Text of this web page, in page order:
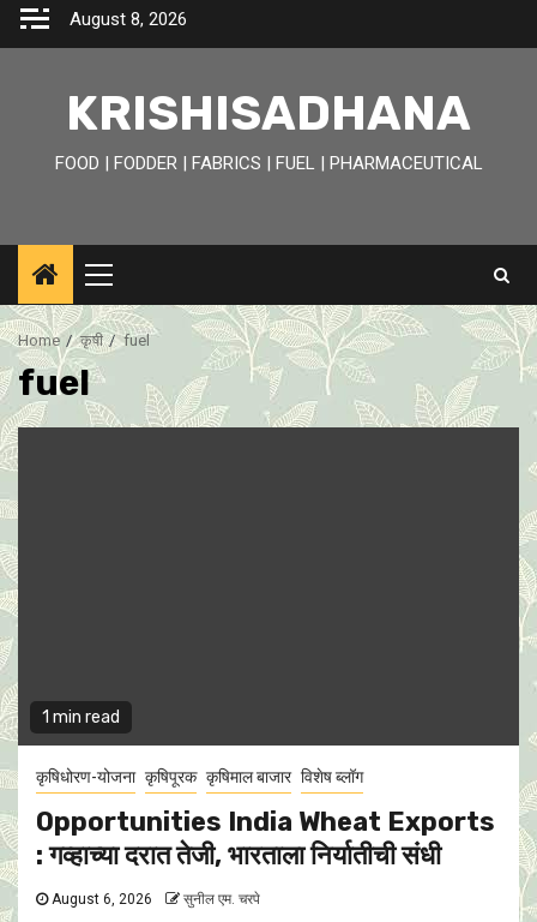
Skip
August 8, 2026
KRISHISADHANA
FOOD | FODDER | FABRICS | FUEL | PHARMACEUTICAL
Primary
Menu
Home कृषी fuel
fuel
1 min read
कृषिधोरण-योजना कृषिपूरक कृषिमाल बाजार विशेष ब्लॉग
Opportunities India Wheat Exports
: गव्हाच्या दरात तेजी, भारताला निर्यातीची संधी
August 6, 2026 सुनील एम. चरपे